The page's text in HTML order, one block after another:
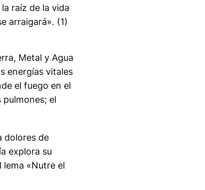
raíz de la vida
arraigará». (1)
Metal y Agua
energías vitales
el fuego en el
el
dolores de
explora su
lema «Nutre el